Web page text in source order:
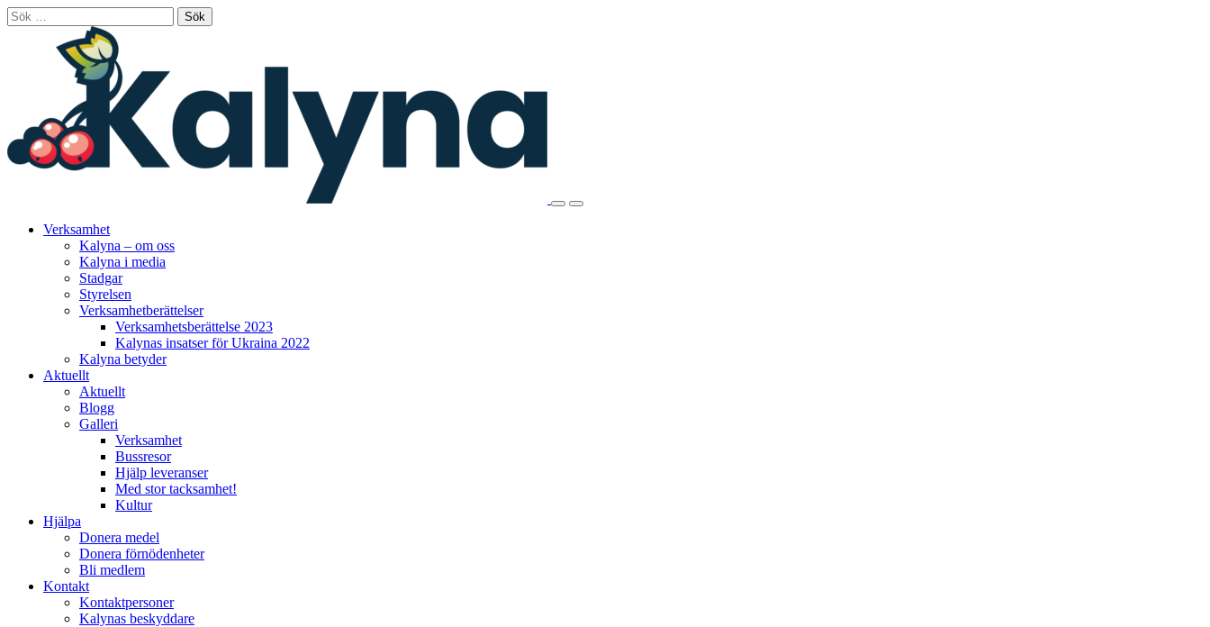
Skip
to
Sök
efter:
SearchPrimary
Verksamhet
Kalyna – om oss
Kalyna i media
Stadgar
Styrelsen
Verksamhetberättelser
Verksamhetsberättelse 2023
Kalynas insatser för Ukraina 2022
Kalyna betyder
Aktuellt
Aktuellt
Blogg
Galleri
Verksamhet
Bussresor
Hjälp leveranser
Med stor tacksamhet!
Kultur
Hjälpa
Donera medel
Donera förnödenheter
Bli medlem
Kontakt
Kontaktpersoner
Kalynas beskyddare